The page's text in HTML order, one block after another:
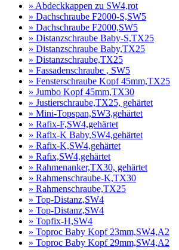
» Abdeckkappen zu SW4,rot
» Dachschraube F2000-S,SW5
» Dachschraube F2000,SW5
» Distanzschraube Baby-S,TX25
» Distanzschraube Baby,TX25
» Distanzschraube,TX25
» Fassadenschraube , SW5
» Fensterschraube Kopf 45mm,TX25
» Jumbo Kopf 45mm,TX30
» Justierschraube,TX25, gehärtet
» Mini-Topspan,SW3,gehärtet
» Rafix-F,SW4,gehärtet
» Rafix-K Baby,SW4,gehärtet
» Rafix-K,SW4,gehärtet
» Rafix,SW4,gehärtet
» Rahmenanker,TX30, gehärtet
» Rahmenschraube-K,TX30
» Rahmenschraube,TX25
» Top-Distanz,SW4
» Top-Distanz,SW4
» Topfix-H,SW4
» Toproc Baby Kopf 23mm,SW4,A2
» Toproc Baby Kopf 29mm,SW4,A2